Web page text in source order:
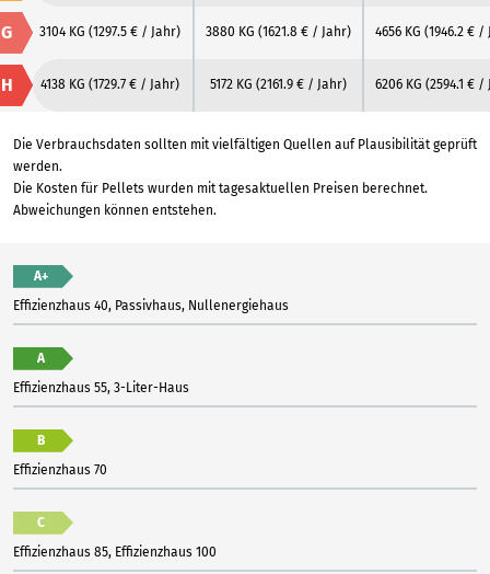
G 3104 KG (1297.5 € / Jahr) 3880 KG (1621.8 € / Jahr) 4656 KG (1946.2 € /
H 4138 KG (1729.7 € / Jahr) 5172 KG (2161.9 € / Jahr) 6206 KG (2594.1 € /
Die Verbrauchsdaten sollten mit vielfältigen Quellen auf Plausibilität geprüft
werden.
Die Kosten für Pellets wurden mit tagesaktuellen Preisen berechnet.
Abweichungen können entstehen.
A+
Effizienzhaus 40, Passivhaus, Nullenergiehaus
A
Effizienzhaus 55, 3-Liter-Haus
B
Effizienzhaus 70
C
Effizienzhaus 85, Effizienzhaus 100